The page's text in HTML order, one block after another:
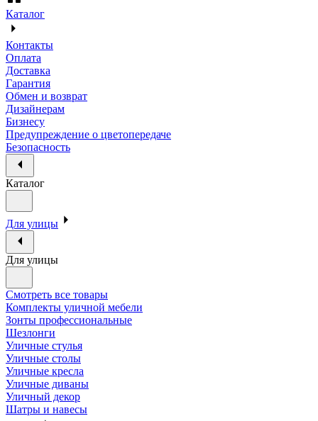
Каталог
Контакты
Оплата
Доставка
Гарантия
Обмен и возврат
Дизайнерам
Бизнесу
Предупреждение о цветопередаче
Безопасность
Каталог
Для улицы
Для улицы
Смотреть все товары
Комплекты уличной мебели
Зонты профессиональные
Шезлонги
Уличные стулья
Уличные столы
Уличные кресла
Уличные диваны
Уличный декор
Шатры и навесы